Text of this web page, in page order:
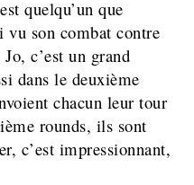
quelqu’un que
vu son combat contre
c’est un grand
dans le deuxième
chacun leur tour
rounds, ils sont
c’est impressionnant,